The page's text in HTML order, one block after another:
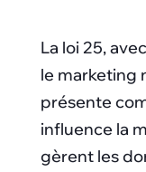
La loi 25,
le marketing
présente
influence la
gèrent les